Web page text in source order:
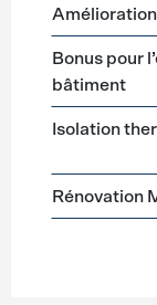
Bonus pour
bâtiment
Isolation
Rénovation